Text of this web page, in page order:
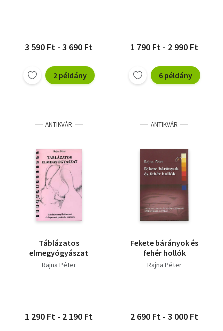
3 590 Ft - 3 690 Ft
2 példány
1 790 Ft - 2 990 Ft
6 példány
ANTIKVÁR
Táblázatos
elmegyógyászat
Rajna Péter
1 290 Ft - 2 190 Ft
ANTIKVÁR
Fekete bárányok és
fehér hollók
Rajna Péter
2 690 Ft - 3 000 Ft